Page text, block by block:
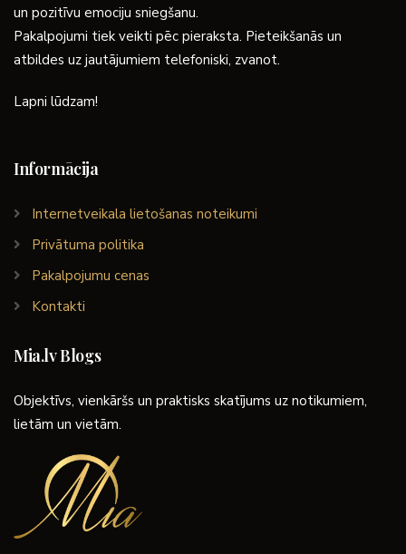
un pozitīvu emociju sniegšanu.
Pakalpojumi tiek veikti pēc pieraksta. Pieteikšanās un
atbildes uz jautājumiem telefoniski, zvanot.
Lapni lūdzam!
Informācija
Internetveikala lietošanas noteikumi
Privātuma politika
Pakalpojumu cenas
Kontakti
Mia.lv Blogs
Objektīvs, vienkāršs un praktisks skatījums uz notikumiem,
lietām un vietām.